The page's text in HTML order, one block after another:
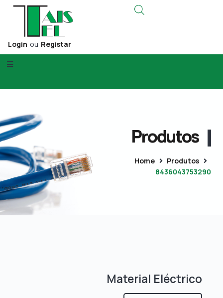
Login ou Registar
Produtos
Home
Produtos
8436043753290
Material Eléctrico